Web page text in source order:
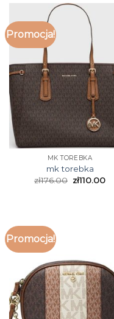
Promocja!
MK TOREBKA
mk torebka
zł176.00 zł110.00
Promocja!